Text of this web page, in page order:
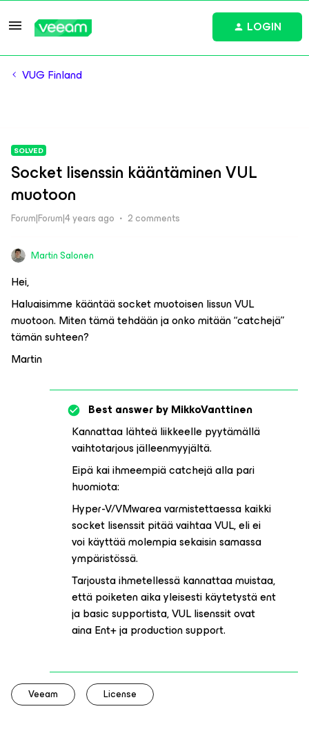
LOGIN
VUG Finland
SOLVED
Socket lisenssin kääntäminen VUL
muotoon
Forum|Forum|4 years ago 2 comments
Martin Salonen
Hei,
Haluaisimme kääntää socket muotoisen lissun VUL
muotoon. Miten tämä tehdään ja onko mitään “catchejä”
tämän suhteen?
Martin
Best answer byMikkoVanttinen
Kannattaa lähteä liikkeelle pyytämällä
vaihtotarjous jälleenmyyjältä.
Eipä kai ihmeempiä catchejä alla pari
huomiota:
Hyper-V/VMwarea varmistettaessa kaikki
socket lisenssit pitää vaihtaa VUL, eli ei
voi käyttää molempia sekaisin samassa
ympäristössä.
Tarjousta ihmetellessä kannattaa muistaa,
että poiketen aika yleisesti käytetystä ent
ja basic supportista, VUL lisenssit ovat
aina Ent+ ja production support.
Veeam License